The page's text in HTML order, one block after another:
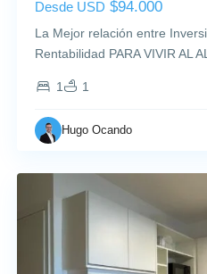
Desde USD $94.000
La Mejor relación entre
Rentabilidad PARA VIVIR AL
1 1
Hugo Ocando